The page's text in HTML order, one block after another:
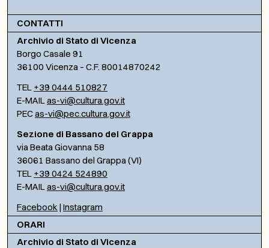
CONTATTI
Archivio di Stato di Vicenza
Borgo Casale 91
36100 Vicenza – C.F. 80014870242
TEL +39 0444 510827
E-MAILas-vi@cultura.gov.it
PECas-vi@pec.cultura.gov.it
Sezione di Bassano del Grappa
via Beata Giovanna 58
36061 Bassano del Grappa (VI)
TEL +39 0424 524890
E-MAILas-vi@cultura.gov.it
Facebook | Instagram
ORARI
Archivio di Stato di Vicenza